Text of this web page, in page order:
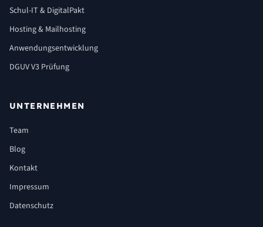
Schul-IT & DigitalPakt
Hosting & Mailhosting
Anwendungsentwicklung
DGUV V3 Prüfung
UNTERNEHMEN
Team
Blog
Kontakt
Impressum
Datenschutz